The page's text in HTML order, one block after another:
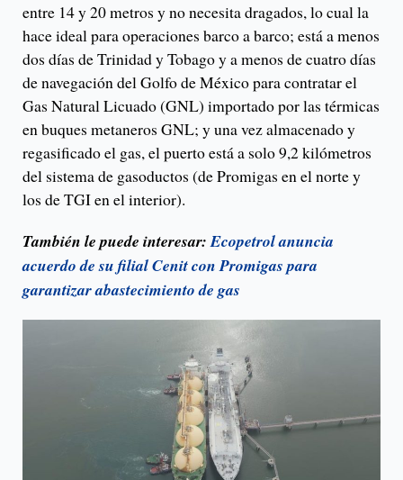
entre 14 y 20 metros y no necesita dragados, lo cual la
hace ideal para operaciones barco a barco; está a menos
dos días de Trinidad y Tobago y a menos de cuatro días
de navegación del Golfo de México para contratar el
Gas Natural Licuado (GNL) importado por las térmicas
en buques metaneros GNL; y una vez almacenado y
regasificado el gas, el puerto está a solo 9,2 kilómetros
del sistema de gasoductos (de Promigas en el norte y
los de TGI en el interior).
También le puede interesar:Ecopetrol anuncia
acuerdo de su filial Cenit con Promigas para
garantizar abastecimiento de gas